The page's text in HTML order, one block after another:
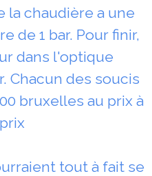
la chaudière a une
de 1 bar. Pour finir,
dans l'optique
Chacun des soucis
bruxelles au prix à
tout à fait se